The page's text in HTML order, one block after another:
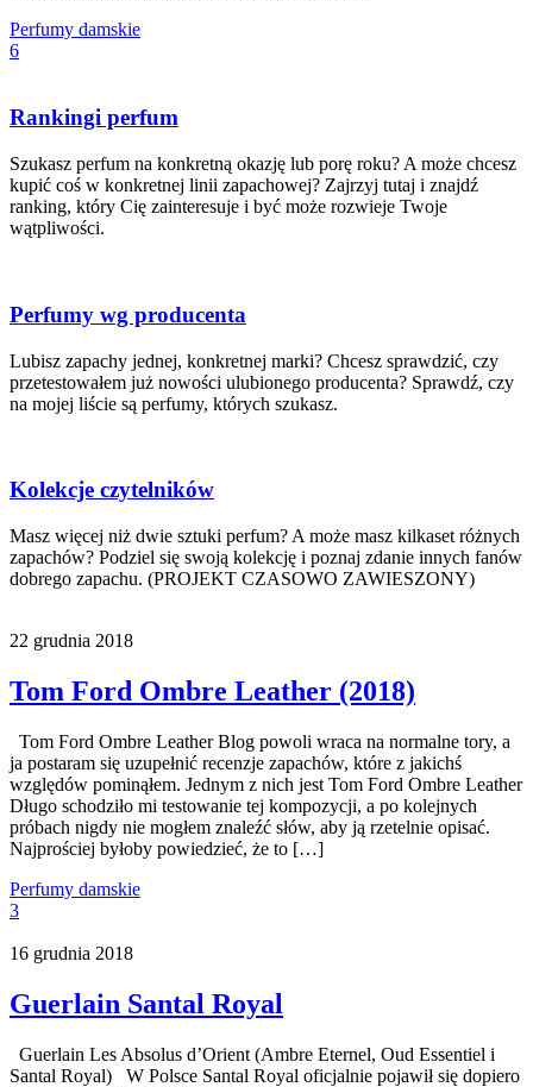
Perfumy damskie
6
Rankingi perfum
Szukasz perfum na konkretną okazję lub porę roku? A może chcesz
kupić coś w konkretnej linii zapachowej? Zajrzyj tutaj i znajdź
ranking, który Cię zainteresuje i być może rozwieje Twoje
wątpliwości.
Perfumy wg producenta
Lubisz zapachy jednej, konkretnej marki? Chcesz sprawdzić, czy
przetestowałem już nowości ulubionego producenta? Sprawdź, czy
na mojej liście są perfumy, których szukasz.
Kolekcje czytelników
Masz więcej niż dwie sztuki perfum? A może masz kilkaset różnych
zapachów? Podziel się swoją kolekcję i poznaj zdanie innych fanów
dobrego zapachu. (PROJEKT CZASOWO ZAWIESZONY)
22 grudnia 2018
Tom Ford Ombre Leather (2018)
Tom Ford Ombre Leather Blog powoli wraca na normalne tory, a
ja postaram się uzupełnić recenzje zapachów, które z jakichś
względów pominąłem. Jednym z nich jest Tom Ford Ombre Leather
Długo schodziło mi testowanie tej kompozycji, a po kolejnych
próbach nigdy nie mogłem znaleźć słów, aby ją rzetelnie opisać.
Najprościej byłoby powiedzieć, że to […]
Perfumy damskie
3
16 grudnia 2018
Guerlain Santal Royal
Guerlain Les Absolus d’Orient (Ambre Eternel, Oud Essentiel i
Santal Royal) W Polsce Santal Royal oficjalnie pojawił się dopiero